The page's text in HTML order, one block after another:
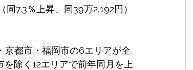
7.3％上昇、同39万2,192円）
都市・福岡市の6エリアが全
除く12エリアで前年同月を上